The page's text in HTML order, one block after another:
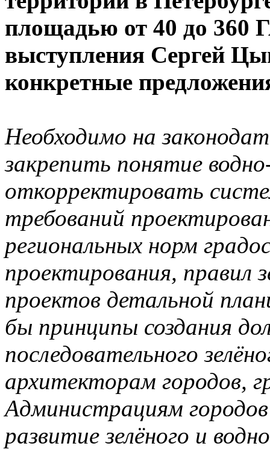
площадью от 40 до 360
выступления Сергей
конкретные
Необходимо на
закрепить понятие
откорректировать
требований
региональных норм
проектирования, правил
проектов детальной
бы принципы создания
последовательного
архитекторам городов,
Администрациям
развитие зелёного и